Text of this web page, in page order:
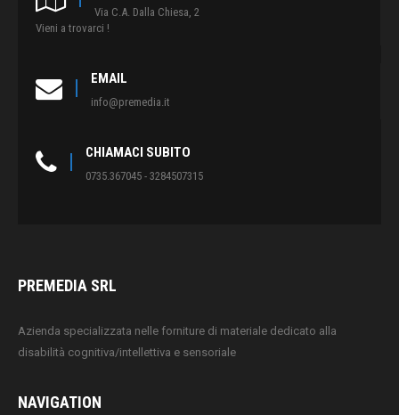
Via C.A. Dalla Chiesa, 2
Vieni a trovarci !
EMAIL
info@premedia.it
CHIAMACI SUBITO
0735.367045 - 3284507315
PREMEDIA SRL
Azienda specializzata nelle forniture di materiale dedicato alla
disabilità cognitiva/intellettiva e sensoriale
NAVIGATION